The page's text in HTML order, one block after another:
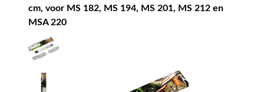
cm, voor MS 182, MS 194, MS 201, MS 212 en
MSA 220